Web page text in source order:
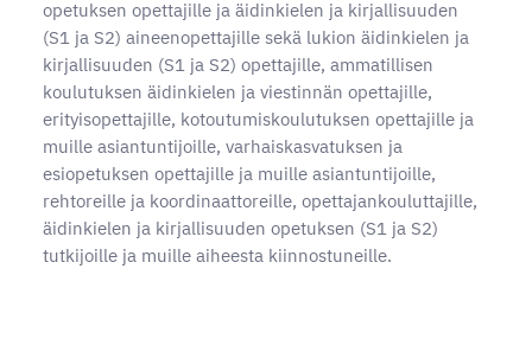
opetuksen opettajille ja äidinkielen ja kirjallisuuden
(S1 ja S2) aineenopettajille sekä lukion äidinkielen ja
kirjallisuuden (S1 ja S2) opettajille, ammatillisen
koulutuksen äidinkielen ja viestinnän opettajille,
erityisopettajille, kotoutumiskoulutuksen opettajille ja
muille asiantuntijoille, varhaiskasvatuksen ja
esiopetuksen opettajille ja muille asiantuntijoille,
rehtoreille ja koordinaattoreille, opettajankouluttajille,
äidinkielen ja kirjallisuuden opetuksen (S1 ja S2)
tutkijoille ja muille aiheesta kiinnostuneille.